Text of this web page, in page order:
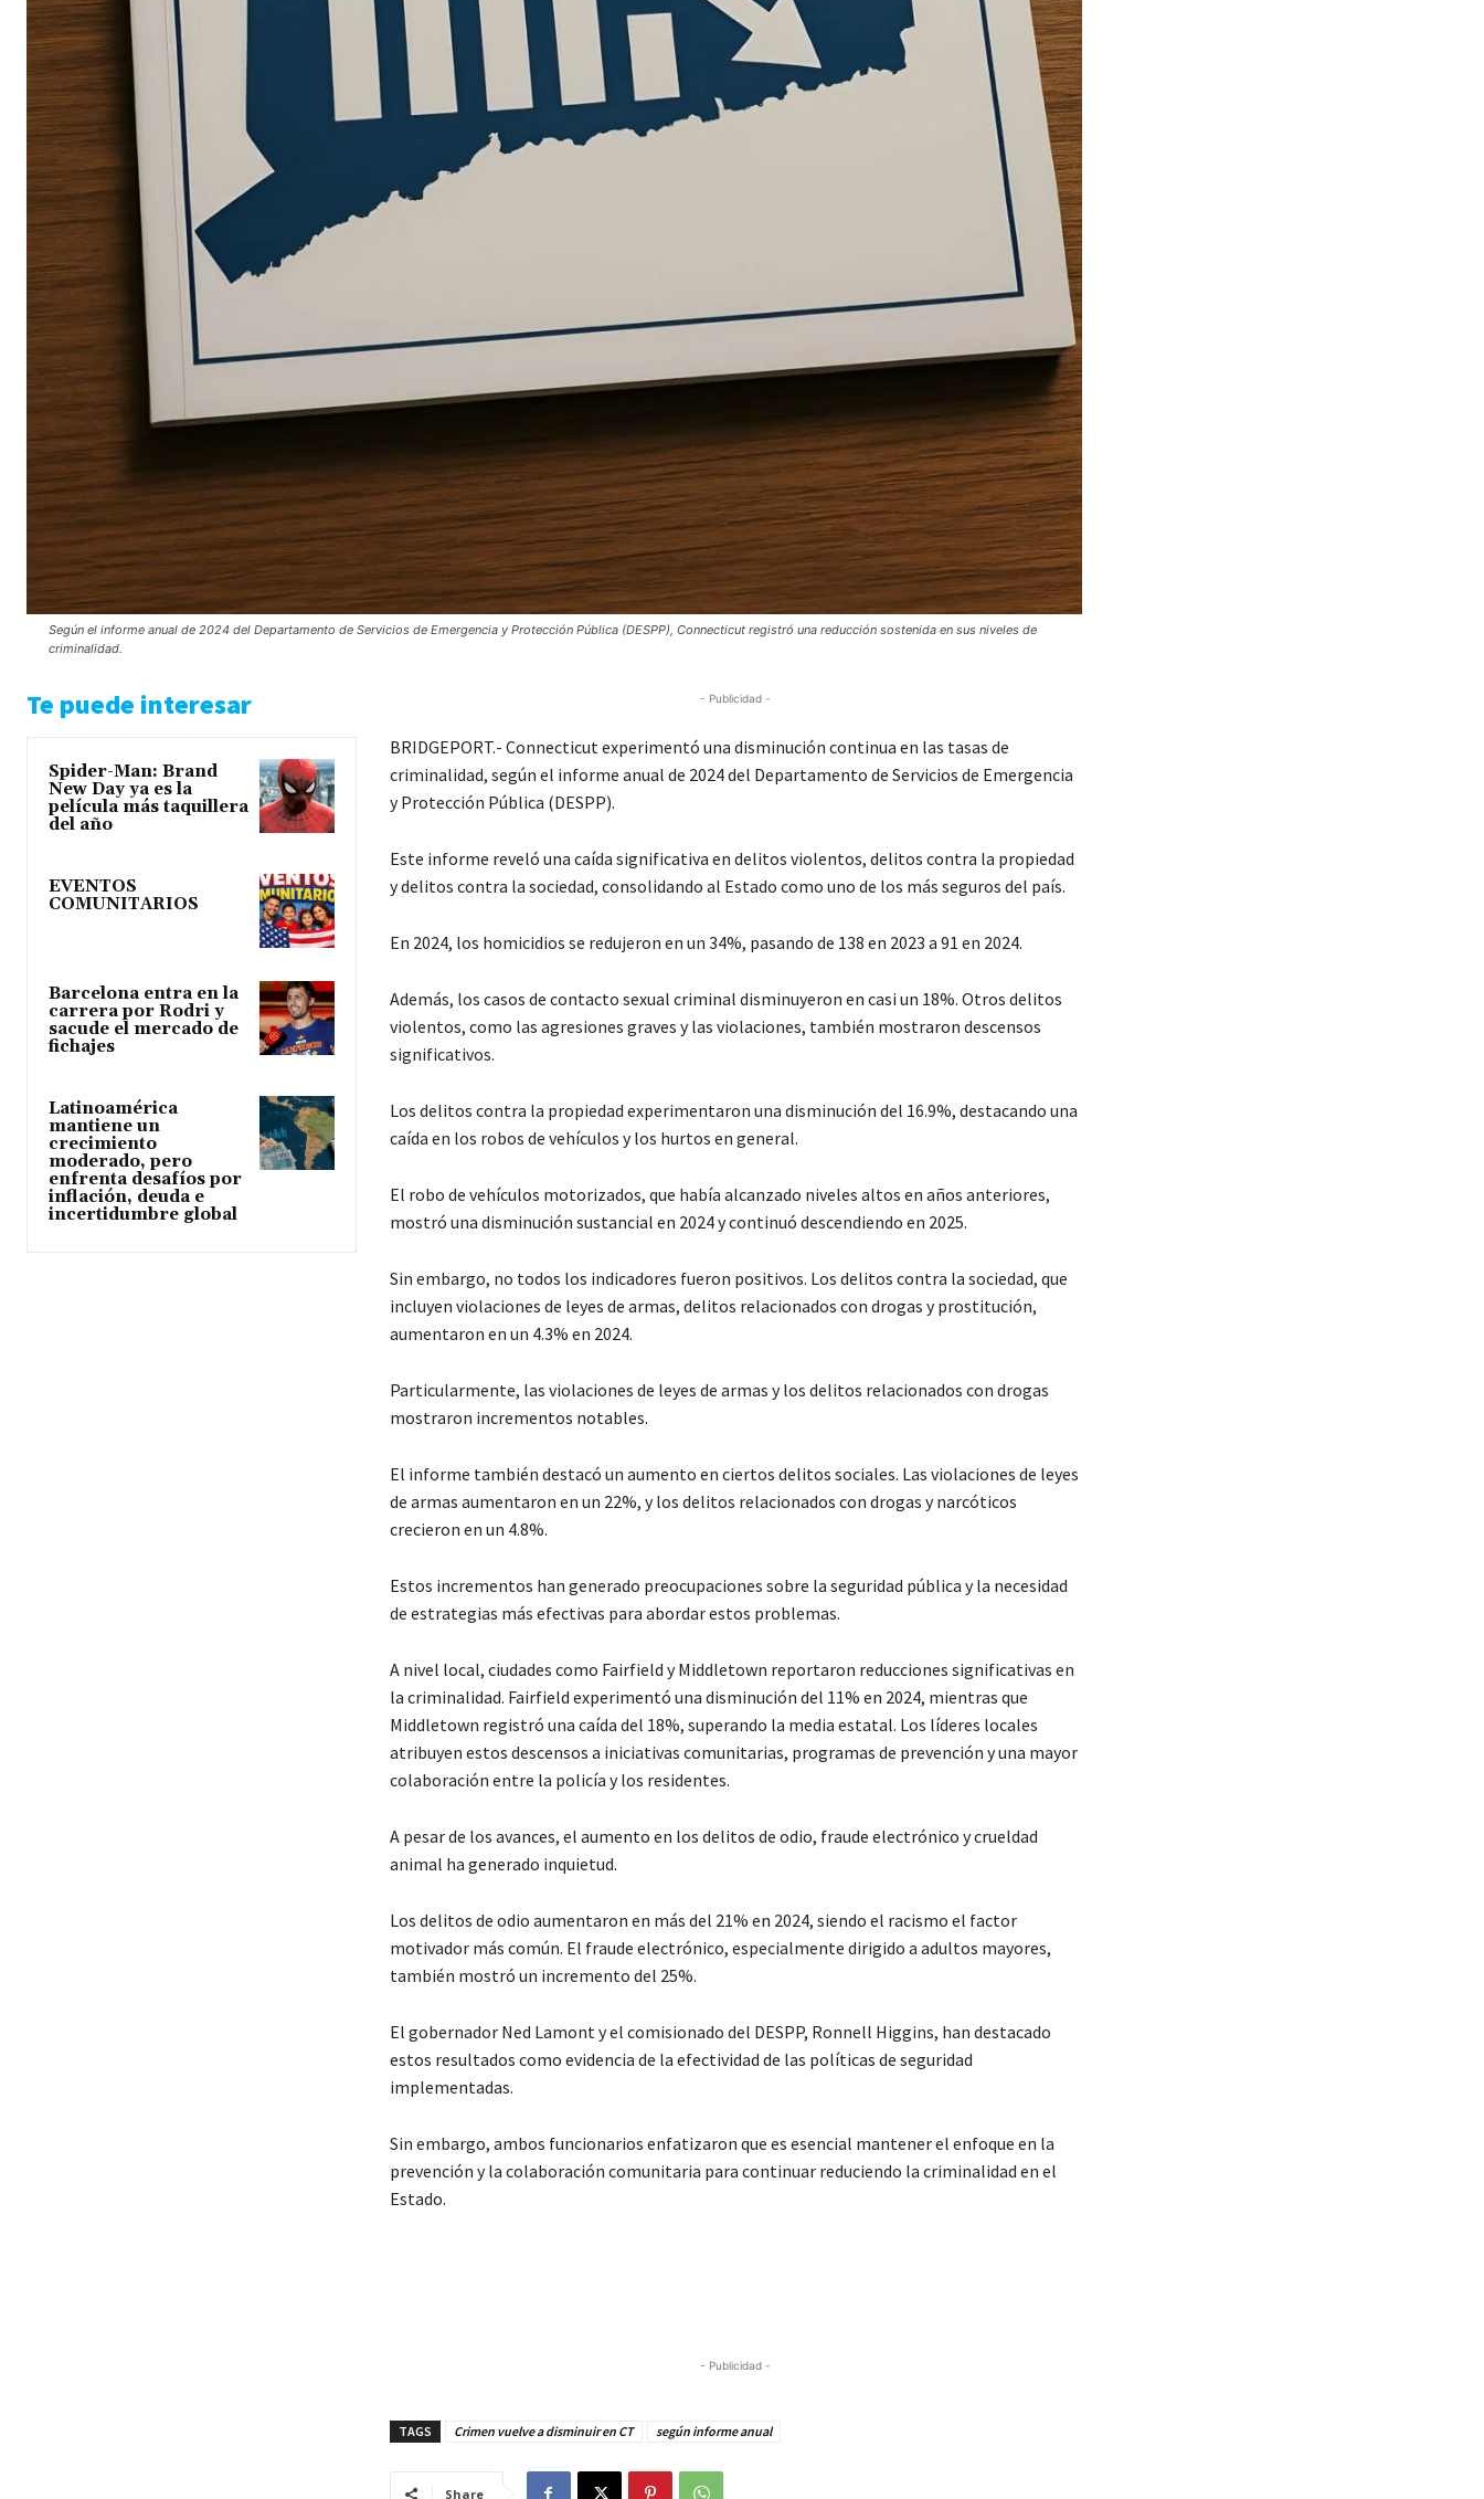
Según el informe anual de 2024 del Departamento de Servicios de Emergencia y Protección Pública (DESPP), Connecticut registró una reducción sostenida en sus niveles de
criminalidad.
Te puede interesar
Spider-Man: Brand
New Day ya es la
película más taquillera
del año
EVENTOS
COMUNITARIOS
Barcelona entra en la
carrera por Rodri y
sacude el mercado de
fichajes
Latinoamérica
mantiene un
crecimiento
moderado, pero
enfrenta desafíos por
inflación, deuda e
incertidumbre global
- Publicidad -
BRIDGEPORT.- Connecticut experimentó una disminución continua en las tasas de
criminalidad, según el informe anual de 2024 del Departamento de Servicios de Emergencia
y Protección Pública (DESPP).
Este informe reveló una caída significativa en delitos violentos, delitos contra la propiedad
y delitos contra la sociedad, consolidando al Estado como uno de los más seguros del país.
En 2024, los homicidios se redujeron en un 34%, pasando de 138 en 2023 a 91 en 2024.
Además, los casos de contacto sexual criminal disminuyeron en casi un 18%. Otros delitos
violentos, como las agresiones graves y las violaciones, también mostraron descensos
significativos.
Los delitos contra la propiedad experimentaron una disminución del 16.9%, destacando una
caída en los robos de vehículos y los hurtos en general.
El robo de vehículos motorizados, que había alcanzado niveles altos en años anteriores,
mostró una disminución sustancial en 2024 y continuó descendiendo en 2025.
Sin embargo, no todos los indicadores fueron positivos. Los delitos contra la sociedad, que
incluyen violaciones de leyes de armas, delitos relacionados con drogas y prostitución,
aumentaron en un 4.3% en 2024.
Particularmente, las violaciones de leyes de armas y los delitos relacionados con drogas
mostraron incrementos notables.
El informe también destacó un aumento en ciertos delitos sociales. Las violaciones de leyes
de armas aumentaron en un 22%, y los delitos relacionados con drogas y narcóticos
crecieron en un 4.8%.
Estos incrementos han generado preocupaciones sobre la seguridad pública y la necesidad
de estrategias más efectivas para abordar estos problemas.
A nivel local, ciudades como Fairfield y Middletown reportaron reducciones significativas en
la criminalidad. Fairfield experimentó una disminución del 11% en 2024, mientras que
Middletown registró una caída del 18%, superando la media estatal. Los líderes locales
atribuyen estos descensos a iniciativas comunitarias, programas de prevención y una mayor
colaboración entre la policía y los residentes.
A pesar de los avances, el aumento en los delitos de odio, fraude electrónico y crueldad
animal ha generado inquietud.
Los delitos de odio aumentaron en más del 21% en 2024, siendo el racismo el factor
motivador más común. El fraude electrónico, especialmente dirigido a adultos mayores,
también mostró un incremento del 25%.
El gobernador Ned Lamont y el comisionado del DESPP, Ronnell Higgins, han destacado
estos resultados como evidencia de la efectividad de las políticas de seguridad
implementadas.
Sin embargo, ambos funcionarios enfatizaron que es esencial mantener el enfoque en la
prevención y la colaboración comunitaria para continuar reduciendo la criminalidad en el
Estado.
- Publicidad -
TAGS Crimen vuelve a disminuir en CT según informe anual
Share